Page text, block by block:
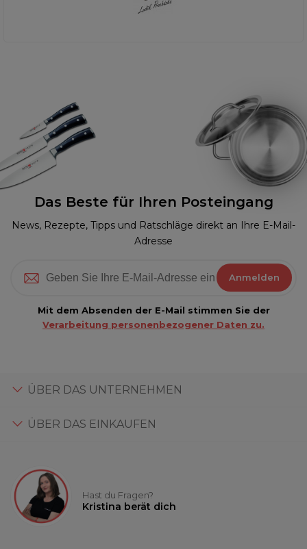
Das Beste für Ihren Posteingang
News, Rezepte, Tipps und Ratschläge direkt an Ihre E-Mail-
Adresse
Anmelden
Mit dem Absenden der E-Mail stimmen Sie der
Verarbeitung personenbezogener Daten zu.
ÜBER DAS UNTERNEHMEN
ÜBER DAS EINKAUFEN
Hast du Fragen?
Kristina berät dich